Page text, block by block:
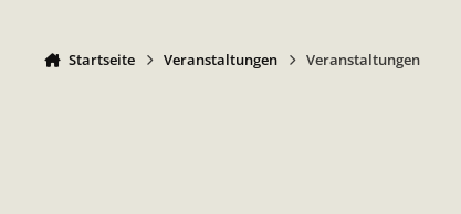
Startseite Veranstaltungen Veranstaltungen